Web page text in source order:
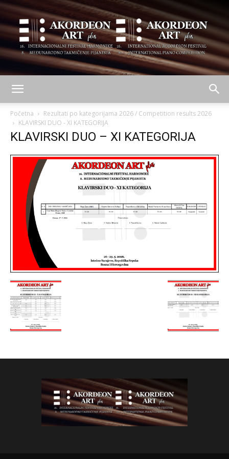
ART
plus
Početna
Rezultati po kategorijama 2026 / Competition results 2026
KLAVIRSKI DUO - XI KATEGORIJA
KLAVIRSKI DUO – XI KATEGORIJA